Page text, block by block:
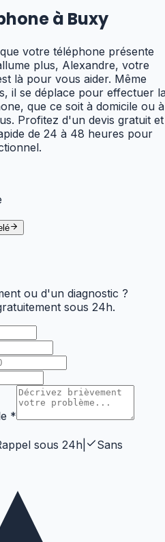
à Buxy
votre téléphone présente
plus, Alexandre, votre
là pour vous aider. Même
il se déplace pour effectuer
que ce soit à domicile ou à
Profitez d'un devis gratuit et
de 24 à 48 heures pour
ou d'un diagnostic ?
sous 24h.
*
sous 24h
Sans